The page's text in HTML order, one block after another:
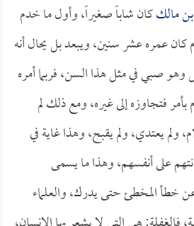
مالككان شاباً صغيراً، وأول ما خدم
كان عمره عشر سنين، ويبعد بل يحال أنه
صبي في مثل هذا السن، فربما أمره
فتجاوزه إلى غيره، ومع ذلك لم
ولم يعتدي، ولم يقبح، وهذا غاية في
على أنفسهم، وهذا ما يسمى
خطأ المخطئ حتى يدرك، والعلماء